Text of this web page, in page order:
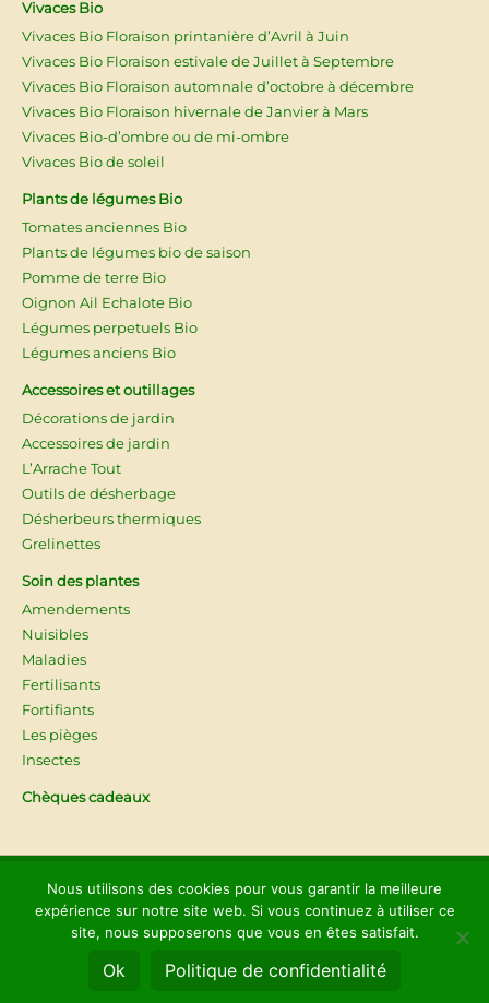
Vivaces Bio
Vivaces Bio Floraison printanière d’Avril à Juin
Vivaces Bio Floraison estivale de Juillet à Septembre
Vivaces Bio Floraison automnale d’octobre à décembre
Vivaces Bio Floraison hivernale de Janvier à Mars
Vivaces Bio-d’ombre ou de mi-ombre
Vivaces Bio de soleil
Plants de légumes Bio
Tomates anciennes Bio
Plants de légumes bio de saison
Pomme de terre Bio
Oignon Ail Echalote Bio
Légumes perpetuels Bio
Légumes anciens Bio
Accessoires et outillages
Décorations de jardin
Accessoires de jardin
L’Arrache Tout
Outils de désherbage
Désherbeurs thermiques
Grelinettes
Soin des plantes
Amendements
Nuisibles
Maladies
Fertilisants
Fortifiants
Les pièges
Insectes
Chèques cadeaux
© 2026Les Jardins d'Ollivier
Mentions légales
Nous utilisons des cookies pour vous garantir la meilleure
expérience sur notre site web. Si vous continuez à utiliser ce
site, nous supposerons que vous en êtes satisfait.
Ok Politique de confidentialité